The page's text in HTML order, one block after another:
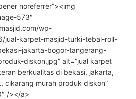
noreferrer”><img
573″
wp-
jual-karpet-masjid-turki-tebal-roll-
jakarta-bogor-tangerang-
diskon.jpg” alt=”jual karpet
berkualitas di bekasi, jakarta,
cikarang murah produk diskon”
/></a>